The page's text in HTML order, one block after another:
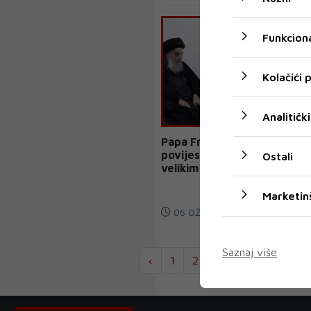
Papa Franjo održao
povijesni sastanak s
velikim ajatolahom
06 OŽU 2021
‹ 1 2 1909
Kolačići
Analitički
Ostali
Saznaj više